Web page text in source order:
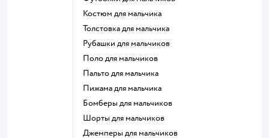
Костюм для мальчика
Толстовка для мальчика
Рубашки для мальчиков
Поло для мальчиков
Пальто для мальчика
Пижама для мальчика
Бомберы для мальчиков
Шорты для мальчиков
Джемперы для мальчиков